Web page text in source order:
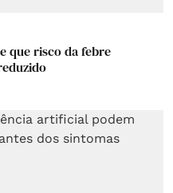
que risco da febre